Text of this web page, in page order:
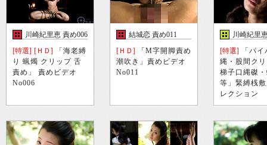
川崎紀里恵 責め006
[特選] [ＨＤ] 「海老縛
り 蝋燭 クリップ 舌
責め」 責めビデオ
No006
結城恋 責め011
[ＨＤ] 「M字開脚責め
潮吹き」責めビデオ
No011
川崎紀里
[特選] 「パ
縄・股間ク
梯子口縄磔
等」緊縛桟
レクション